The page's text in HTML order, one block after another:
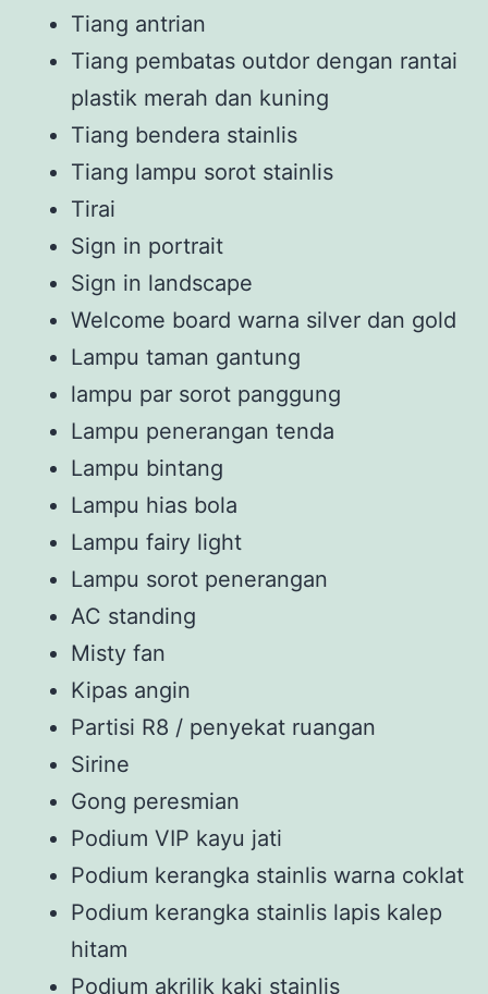
Tiang antrian
Tiang pembatas outdor dengan rantai
plastik merah dan kuning
Tiang bendera stainlis
Tiang lampu sorot stainlis
Tirai
Sign in portrait
Sign in landscape
Welcome board warna silver dan gold
Lampu taman gantung
lampu par sorot panggung
Lampu penerangan tenda
Lampu bintang
Lampu hias bola
Lampu fairy light
Lampu sorot penerangan
AC standing
Misty fan
Kipas angin
Partisi R8 / penyekat ruangan
Sirine
Gong peresmian
Podium VIP kayu jati
Podium kerangka stainlis warna coklat
Podium kerangka stainlis lapis kalep
hitam
Podium akrilik kaki stainlis